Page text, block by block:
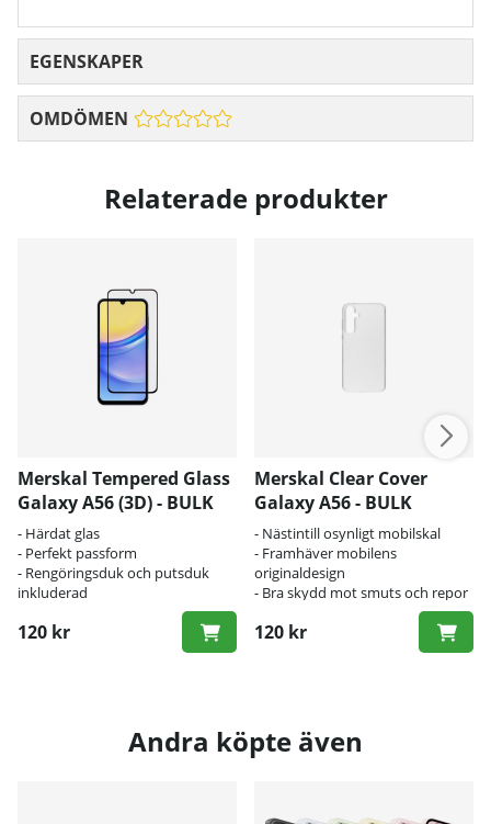
EGENSKAPER
OMDÖMEN
Relaterade produkter
Merskal Tempered Glass
Galaxy A56 (3D) - BULK
- Härdat glas
- Perfekt passform
- Rengöringsduk och putsduk
inkluderad
120 kr
Merskal Clear Cover
Galaxy A56 - BULK
- Nästintill osynligt mobilskal
- Framhäver mobilens
originaldesign
- Bra skydd mot smuts och repor
120 kr
Andra köpte även